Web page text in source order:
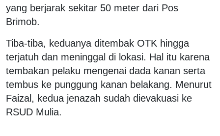
yang berjarak sekitar 50 meter dari Pos
Brimob.
Tiba-tiba, keduanya ditembak OTK hingga
terjatuh dan meninggal di lokasi. Hal itu karena
tembakan pelaku mengenai dada kanan serta
tembus ke punggung kanan belakang. Menurut
Faizal, kedua jenazah sudah dievakuasi ke
RSUD Mulia.